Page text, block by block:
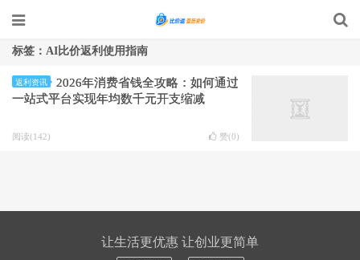
标签：AI比价返利使用指南
返利资讯
2026年消费省钱全攻略：如何通过
一站式平台实现年均数千元开支缩减
阅读(142) 赞(0)
让生活更优惠 让创业更简单